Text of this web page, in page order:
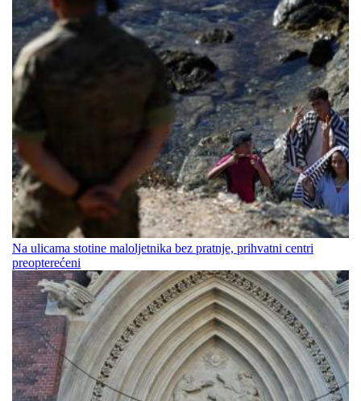
Na ulicama stotine maloljetnika bez pratnje, prihvatni centri
preopterećeni